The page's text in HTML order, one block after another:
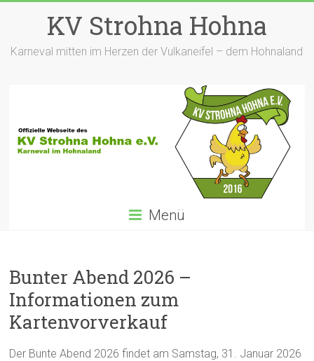
KV Strohna Hohna
Karneval mitten im Herzen der Vulkaneifel – dem Hohnaland
Menü
Bunter Abend 2026 –
Informationen zum
Kartenvorverkauf
Der Bunte Abend 2026 findet am Samstag, 31. Januar 2026